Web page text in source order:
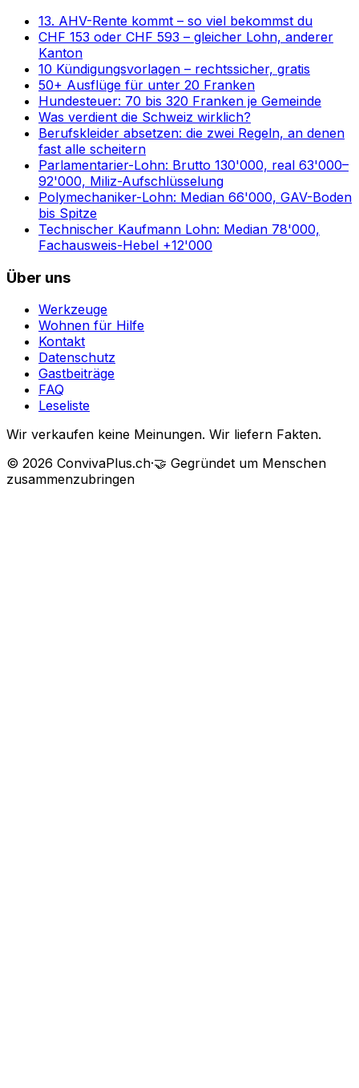
13. AHV-Rente kommt – so viel bekommst du
CHF 153 oder CHF 593 – gleicher Lohn, anderer
Kanton
10 Kündigungsvorlagen – rechtssicher, gratis
50+ Ausflüge für unter 20 Franken
Hundesteuer: 70 bis 320 Franken je Gemeinde
Was verdient die Schweiz wirklich?
Berufskleider absetzen: die zwei Regeln, an denen
fast alle scheitern
Parlamentarier-Lohn: Brutto 130'000, real 63'000–
92'000, Miliz-Aufschlüsselung
Polymechaniker-Lohn: Median 66'000, GAV-Boden
bis Spitze
Technischer Kaufmann Lohn: Median 78'000,
Fachausweis-Hebel +12'000
Über uns
Werkzeuge
Wohnen für Hilfe
Kontakt
Datenschutz
Gastbeiträge
FAQ
Leseliste
Wir verkaufen keine Meinungen. Wir liefern Fakten.
© 2026 ConvivaPlus.ch·🤝 Gegründet um Menschen
zusammenzubringen